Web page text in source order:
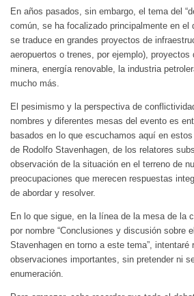
En años pasados, sin embargo, el tema del
común, se ha focalizado principalmente en el
se traduce en grandes proyectos de
aeropuertos o trenes, por ejemplo),
minera, energía renovable, la industria
mucho más.
El pesimismo y la perspectiva de
nombres y diferentes mesas del evento es
basados en lo que escuchamos aquí en
de Rodolfo Stavenhagen, de los relatores
observación de la situación en el terreno de
preocupaciones que merecen respuestas
de abordar y resolver.
En lo que sigue, en la línea de la mesa de la
por nombre “Conclusiones y discusión sobre
Stavenhagen en torno a este tema”, intentaré
observaciones importantes, sin pretender ni
enumeración.